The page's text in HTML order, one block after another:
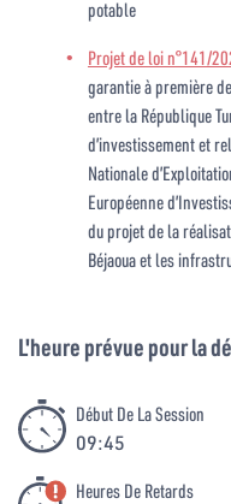
potable
Projet de loi n°141/
garantie à première
entre la République
d’investissement et
Nationale
Européenne
du projet de la
Béjaoua et les
L'heure prévue pour la
Début De La Session
09:45
Heures De Retards